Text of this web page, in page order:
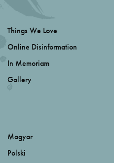
Things We Love
Online Disinformation
In Memoriam
Gallery
Magyar
Polski